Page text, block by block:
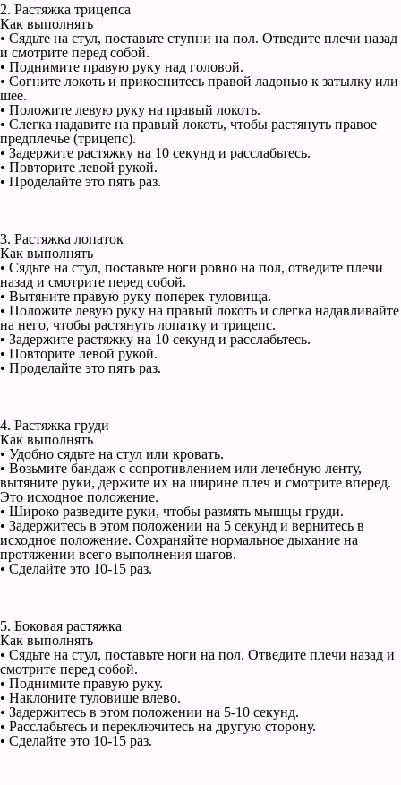
2. Растяжка трицепса
Как выполнять
• Сядьте на стул, поставьте ступни на пол. Отведите плечи назад
и смотрите перед собой.
• Поднимите правую руку над головой.
• Согните локоть и прикоснитесь правой ладонью к затылку или
шее.
• Положите левую руку на правый локоть.
• Слегка надавите на правый локоть, чтобы растянуть правое
предплечье (трицепс).
• Задержите растяжку на 10 секунд и расслабьтесь.
• Повторите левой рукой.
• Проделайте это пять раз.
3. Растяжка лопаток
Как выполнять
• Сядьте на стул, поставьте ноги ровно на пол, отведите плечи
назад и смотрите перед собой.
• Вытяните правую руку поперек туловища.
• Положите левую руку на правый локоть и слегка надавливайте
на него, чтобы растянуть лопатку и трицепс.
• Задержите растяжку на 10 секунд и расслабьтесь.
• Повторите левой рукой.
• Проделайте это пять раз.
4. Растяжка груди
Как выполнять
• Удобно сядьте на стул или кровать.
• Возьмите бандаж с сопротивлением или лечебную ленту,
вытяните руки, держите их на ширине плеч и смотрите вперед.
Это исходное положение.
• Широко разведите руки, чтобы размять мышцы груди.
• Задержитесь в этом положении на 5 секунд и вернитесь в
исходное положение. Сохраняйте нормальное дыхание на
протяжении всего выполнения шагов.
• Сделайте это 10-15 раз.
5. Боковая растяжка
Как выполнять
• Сядьте на стул, поставьте ноги на пол. Отведите плечи назад и
смотрите перед собой.
• Поднимите правую руку.
• Наклоните туловище влево.
• Задержитесь в этом положении на 5-10 секунд.
• Расслабьтесь и переключитесь на другую сторону.
• Сделайте это 10-15 раз.